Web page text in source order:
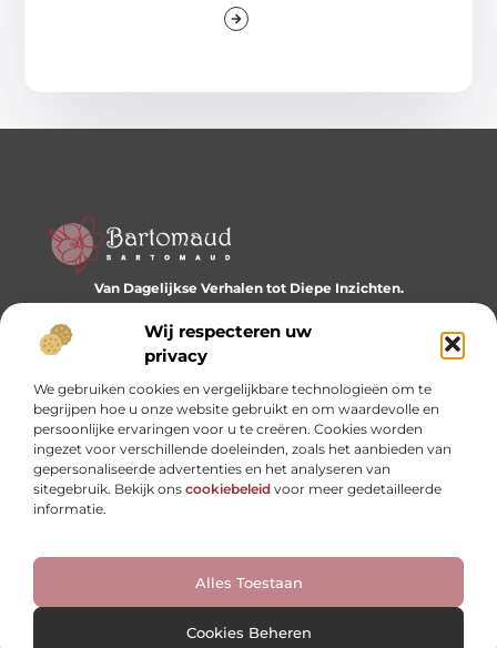
Wij respecteren uw
privacy
We gebruiken cookies en vergelijkbare technologieën om te
begrijpen hoe u onze website gebruikt en om waardevolle en
persoonlijke ervaringen voor u te creëren. Cookies worden
ingezet voor verschillende doeleinden, zoals het aanbieden van
gepersonaliseerde advertenties en het analyseren van
sitegebruik. Bekijk ons cookiebeleid voor meer gedetailleerde
informatie.
Alles Toestaan
Cookies Beheren
Van Dagelijkse Verhalen tot Diepe Inzichten.
Ontdek een wereld vol diverse blogs en artikelen die je
dagelijks inspireren en nieuwe perspectieven bieden.
Onze informatie
Cookiebeleid (EU)
@2025 www.bartomaud.nl. All Right Reserved.